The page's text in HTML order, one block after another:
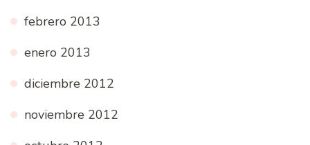
febrero 2013
enero 2013
diciembre 2012
noviembre 2012